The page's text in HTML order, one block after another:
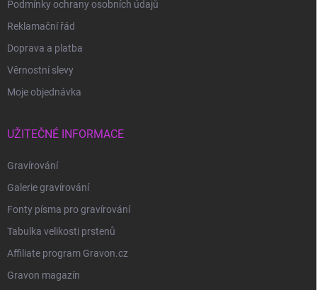
Podmínky ochrany osobních údajů
Reklamační řád
Doprava a platba
Věrnostní slevy
Moje objednávka
UŽITEČNÉ INFORMACE
Gravírování
Galerie gravírování
Fonty písma pro gravírování
Tabulka velikosti prstenů
Affiliate program Gravon.cz
Gravon magazín